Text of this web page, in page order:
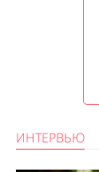
ИНТЕРВЬЮ